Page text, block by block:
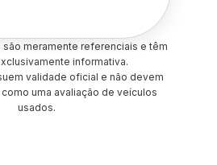
meramente referenciais e têm
informativa.
validade oficial e não devem
uma avaliação de veículos
usados.